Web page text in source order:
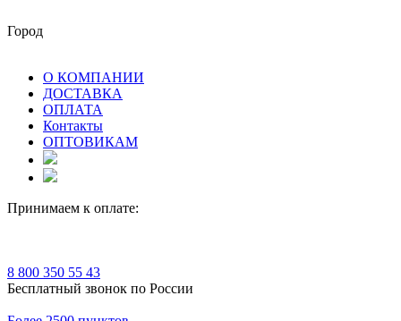
Город
О КОМПАНИИ
ДОСТАВКА
ОПЛАТА
Контакты
ОПТОВИКАМ
Принимаем к оплате:
8 800 350 55 43
Бесплатный звонок по России